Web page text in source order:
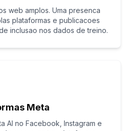
web amplos. Uma presenca
plataformas e publicacoes
inclusao nos dados de treino.
Meta
AI no Facebook, Instagram e